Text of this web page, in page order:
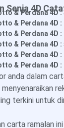
Senja 4D
& Perdana 4D :
& Perdana 4D :
& Perdana 4D :
& Perdana 4D :
& Perdana 4D :
& Perdana 4D :
anda dalam
terkini untuk
carta ramalan